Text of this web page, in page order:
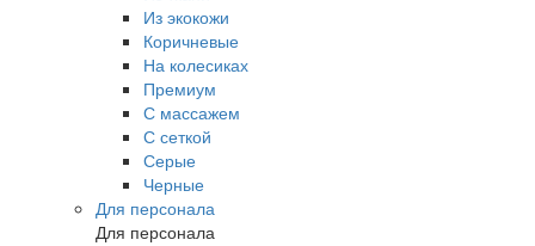
Из экокожи
Коричневые
На колесиках
Премиум
С массажем
С сеткой
Серые
Черные
Для персонала
Для персонала